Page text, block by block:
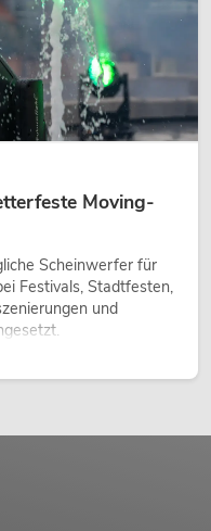
Moving-
Scheinwerfer für
Festivals, Stadtfesten,
und